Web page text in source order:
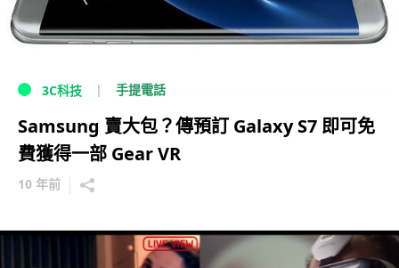
3C科技 手提電話
Samsung 賣大包？傳預訂 Galaxy S7 即可免
費獲得一部 Gear VR
10 年前